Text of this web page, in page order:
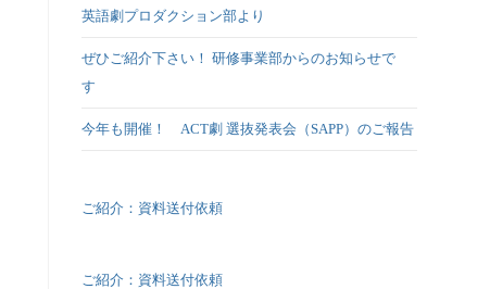
英語劇プロダクション部より
ぜひご紹介下さい！ 研修事業部からのお知らせで
す
今年も開催！ ACT劇 選抜発表会（SAPP）のご報告
ご紹介：資料送付依頼
ご紹介：資料送付依頼